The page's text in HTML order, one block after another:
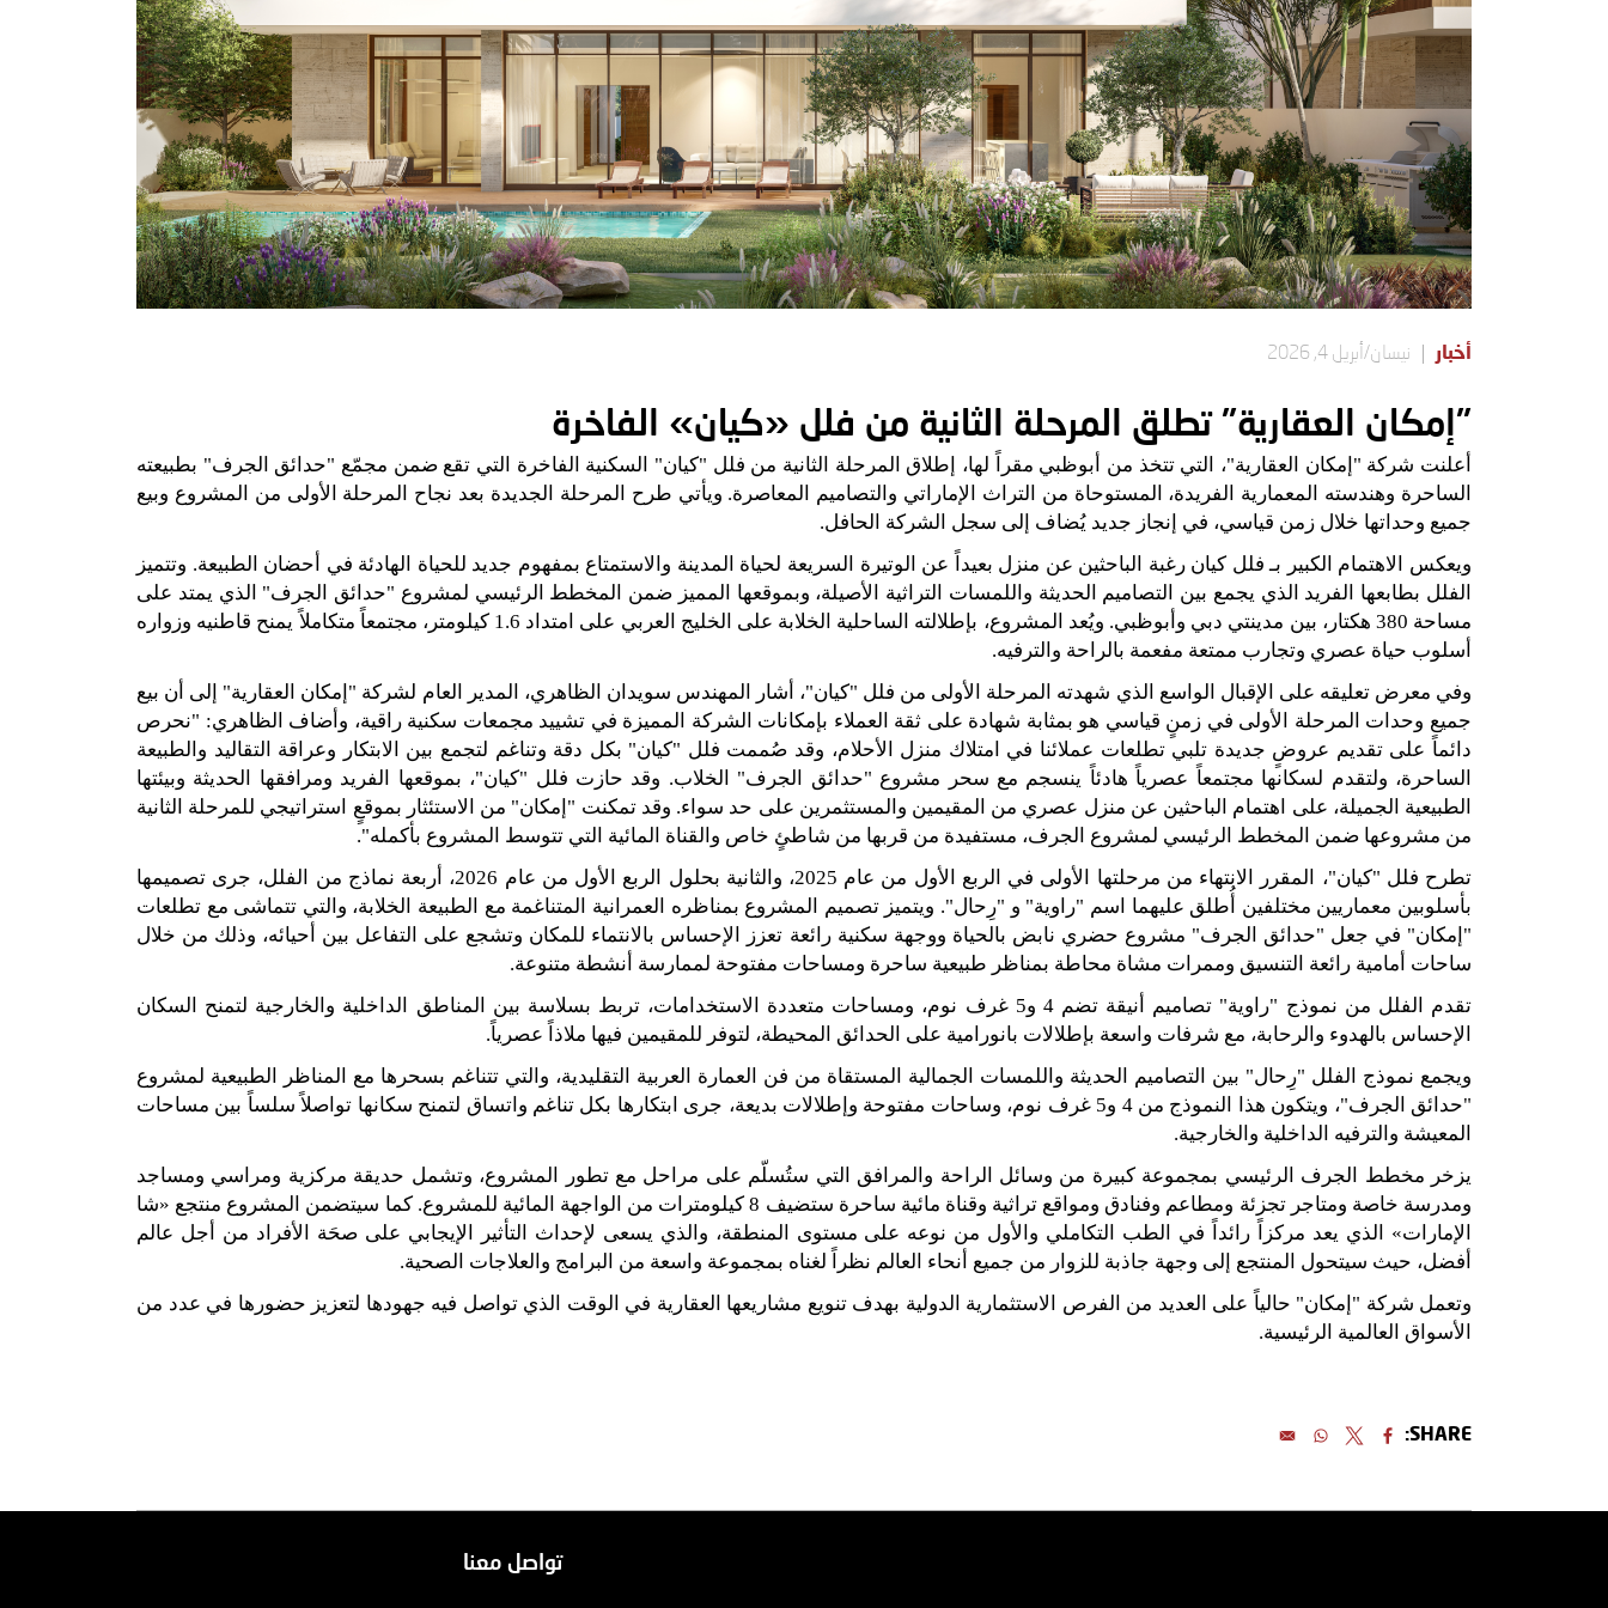
أخبار نيسان/أبريل 4, 2026
"إمكان العقارية" تطلق المرحلة الثانية من فلل «كيان» الفاخرة
أعلنت شركة " إمكان العقارية"، التي تتخذ من أبوظبي مقراً لها، إطلاق المرحلة الثانية من فلل "كيان" السكنية الفاخرة التي تقع ضمن مجمّع "حدائق الجرف" بطبيعته
الساحرة وهندسته المعمارية الفريدة، المستوحاة من التراث الإماراتي والتصاميم المعاصرة. ويأتي طرح المرحلة الجديدة بعد نجاح المرحلة الأولى من المشروع وبيع
جميع وحداتها خلال زمن قياسي، في إنجاز جديد يُضاف إلى سجل الشركة الحافل.
ويعكس الاهتمام الكبير بـ فلل كيان رغبة الباحثين عن منزل بعيداً عن الوتيرة السريعة لحياة المدينة والاستمتاع بمفهوم جديد للحياة الهادئة في أحضان الطبيعة. وتتميز
الفلل بطابعها الفريد الذي يجمع بين التصاميم الحديثة واللمسات التراثية الأصيلة، وبموقعها المميز ضمن المخطط الرئيسي لمشروع "حدائق الجرف" الذي يمتد على
مساحة 380 هكتار، بين مدينتي دبي وأبوظبي. ويُعد المشروع، بإطلالته الساحلية الخلابة على الخليج العربي على امتداد 1.6 كيلومتر، مجتمعاً متكاملاً يمنح قاطنيه وزواره
أسلوب حياة عصري وتجارب ممتعة مفعمة بالراحة والترفيه.
وفي معرض تعليقه على الإقبال الواسع الذي شهدته المرحلة الأولى من فلل "كيان"، أشار المهندس سويدان الظاهري، المدير العام لشركة " إمكان العقارية" إلى أن بيع
جميع وحدات المرحلة الأولى في زمنٍ قياسي هو بمثابة شهادة على ثقة العملاء بإمكانات الشركة المميزة في تشييد مجمعات سكنية راقية، وأضاف الظاهري: "نحرص
دائماً على تقديم عروضٍ جديدة تلبي تطلعات عملائنا في امتلاك منزل الأحلام، وقد صُممت فلل "كيان" بكل دقة وتناغم لتجمع بين الابتكار وعراقة التقاليد والطبيعة
الساحرة، ولتقدم لسكانها مجتمعاً عصرياً هادئاً ينسجم مع سحر مشروع "حدائق الجرف" الخلاب. وقد حازت فلل "كيان"، بموقعها الفريد ومرافقها الحديثة وبيئتها
الطبيعية الجميلة، على اهتمام الباحثين عن منزل عصري من المقيمين والمستثمرين على حد سواء. وقد تمكنت " إمكان" من الاستئثار بموقعٍ استراتيجي للمرحلة الثانية
من مشروعها ضمن المخطط الرئيسي لمشروع الجرف، مستفيدة من قربها من شاطئٍ خاص والقناة المائية التي تتوسط المشروع بأكمله".
تطرح فلل "كيان"، المقرر الانتهاء من مرحلتها الأولى في الربع الأول من عام 2025، والثانية بحلول الربع الأول من عام 2026، أربعة نماذج من الفلل، جرى تصميمها
بأسلوبين معماريين مختلفين أُطلق عليهما اسم "راوية" و "رِحال". ويتميز تصميم المشروع بمناظره العمرانية المتناغمة مع الطبيعة الخلابة، والتي تتماشى مع تطلعات
" إمكان" في جعل "حدائق الجرف" مشروع حضري نابض بالحياة ووجهة سكنية رائعة تعزز الإحساس بالانتماء للمكان وتشجع على التفاعل بين أحيائه، وذلك من خلال
ساحات أمامية رائعة التنسيق وممرات مشاة محاطة بمناظر طبيعية ساحرة ومساحات مفتوحة لممارسة أنشطة متنوعة.
تقدم الفلل من نموذج "راوية" تصاميم أنيقة تضم4 و5 غرف نوم، ومساحات متعددة الاستخدامات، تربط بسلاسة بين المناطق الداخلية والخارجية لتمنح السكان
الإحساس بالهدوء والرحابة، مع شرفات واسعة بإطلالات بانورامية على الحدائق المحيطة، لتوفر للمقيمين فيها ملاذاً عصرياً.
ويجمع نموذج الفلل "رِحال" بين التصاميم الحديثة واللمسات الجمالية المستقاة من فن العمارة العربية التقليدية، والتي تتناغم بسحرها مع المناظر الطبيعية لمشروع
"حدائق الجرف"، ويتكون هذا النموذج من4 و5 غرف نوم، وساحات مفتوحة وإطلالات بديعة، جرى ابتكارها بكل تناغم واتساق لتمنح سكانها تواصلاً سلساً بين مساحات
المعيشة والترفيه الداخلية والخارجية.
يزخر مخطط الجرف الرئيسي بمجموعة كبيرة من وسائل الراحة والمرافق التي ستُسلّم على مراحل مع تطور المشروع، وتشمل حديقة مركزية ومراسي ومساجد
ومدرسة خاصة ومتاجر تجزئة ومطاعم وفنادق ومواقع تراثية وقناة مائية ساحرة ستضيف 8 كيلومترات من الواجهة المائية للمشروع.كما سيتضمن المشروع منتجع «شا
الإمارات»
الذي يعد مركزاً رائداً في الطب التكاملي والأول من نوعه على مستوى المنطقة، والذي يسعى لإحداث التأثير الإيجابي على صحَة الأفراد من أجل عالم
أفضل، حيث سيتحول المنتجع إلى وجهة جاذبة للزوار من جميع أنحاء العالم نظراً لغناه بمجموعة واسعة من البرامج والعلاجات الصحية.
وتعمل شركة " إمكان" حالياً على العديد من الفرص الاستثمارية الدولية بهدف تنويع مشاريعها العقارية في الوقت الذي تواصل فيه جهودها لتعزيز حضورها في عدد من
الأسواق العالمية الرئيسية.
SHARE:
تواصل معنا